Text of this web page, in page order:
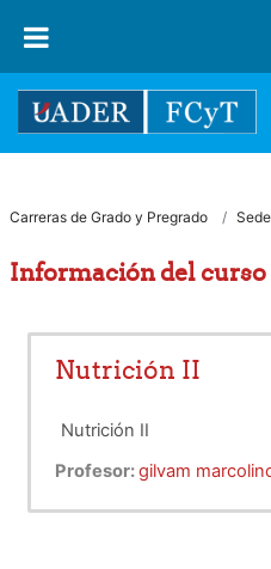
Carreras de Grado y Pregrado
Información del curso
Nutrición II
Nutrición II
Profesor:gilvam